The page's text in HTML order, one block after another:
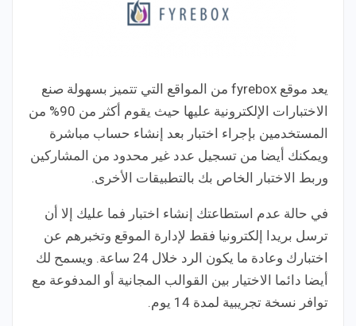
يعد موقع fyrebox من المواقع التي تتميز بسهولة صنع
الاختبارات الإلكترونية عليها حيث يقوم أكثر من 90% من
المستخدمين بإجراء اختبار بعد إنشاء حساب مباشرة
ويمكنك أيضا من تسجيل عدد غير محدود من المشاركين
وربط الاختبار الخاص بك بالتطبيقات الأخرى.
في حالة عدم استطاعتك إنشاء اختبار فما عليك إلا أن
ترسل بريدا إلكترونيا فقط لإدارة الموقع وتخبرهم عن
اختبارك وعادة ما يكون الرد خلال 24 ساعة. ويسمح لك
أيضا دائما الاختيار بين القوالب المجانية أو المدفوعة مع
توافر نسخة تجريبية لمدة 14 يوم.